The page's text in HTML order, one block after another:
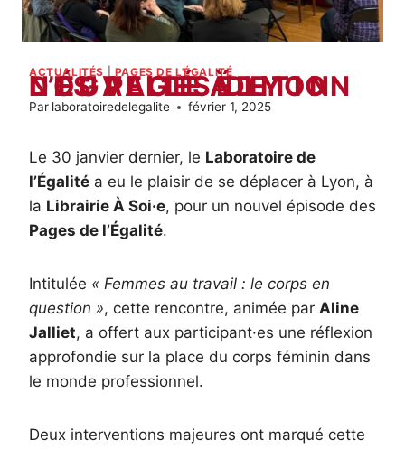
ACTUALITÉS PAGES DE L'ÉGALITÉ
NOUVELLE ÉDITION DES PAGES DE L’ÉGALITÉ À LYON
Par laboratoiredelegalite février 1, 2025
Le 30 janvier dernier, le Laboratoire de
l’Égalité a eu le plaisir de se déplacer à Lyon, à
la Librairie À Soi·e, pour un nouvel épisode des
Pages de l’Égalité.
Intitulée « Femmes au travail : le corps en
question », cette rencontre, animée par Aline
Jalliet, a offert aux participant·es une réflexion
approfondie sur la place du corps féminin dans
le monde professionnel.
Deux interventions majeures ont marqué cette